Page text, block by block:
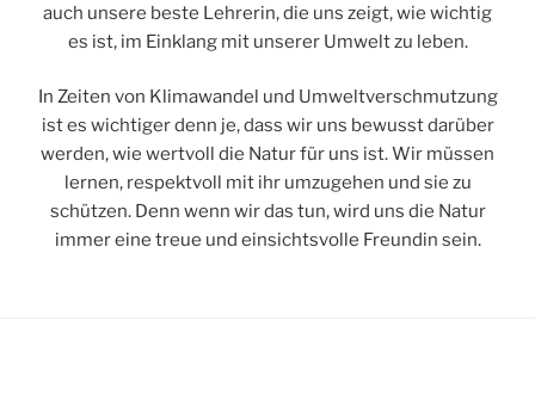
auch unsere beste Lehrerin, die uns zeigt, wie wichtig
es ist, im Einklang mit unserer Umwelt zu leben.
In Zeiten von Klimawandel und Umweltverschmutzung
ist es wichtiger denn je, dass wir uns bewusst darüber
werden, wie wertvoll die Natur für uns ist. Wir müssen
lernen, respektvoll mit ihr umzugehen und sie zu
schützen. Denn wenn wir das tun, wird uns die Natur
immer eine treue und einsichtsvolle Freundin sein.